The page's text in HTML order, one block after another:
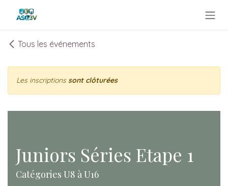
Tous les événements
Les inscriptionssont clôturées
Juniors Séries Etape 1
Catégories U8 à U16